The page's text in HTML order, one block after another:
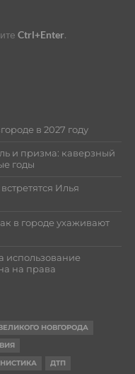
Ctrl+Enter.
в 2027 году
и призма: каверзный
годы
Илья
в городе ухаживают
использование
на права
НОВГОРОДА
ДТП